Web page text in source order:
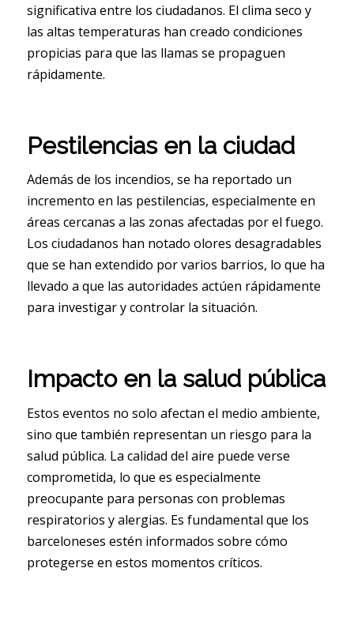
significativa entre los ciudadanos. El clima seco y
las altas temperaturas han creado condiciones
propicias para que las llamas se propaguen
rápidamente.
Pestilencias en la ciudad
Además de los incendios, se ha reportado un
incremento en las pestilencias, especialmente en
áreas cercanas a las zonas afectadas por el fuego.
Los ciudadanos han notado olores desagradables
que se han extendido por varios barrios, lo que ha
llevado a que las autoridades actúen rápidamente
para investigar y controlar la situación.
Impacto en la salud pública
Estos eventos no solo afectan el medio ambiente,
sino que también representan un riesgo para la
salud pública. La calidad del aire puede verse
comprometida, lo que es especialmente
preocupante para personas con problemas
respiratorios y alergias. Es fundamental que los
barceloneses estén informados sobre cómo
protegerse en estos momentos críticos.